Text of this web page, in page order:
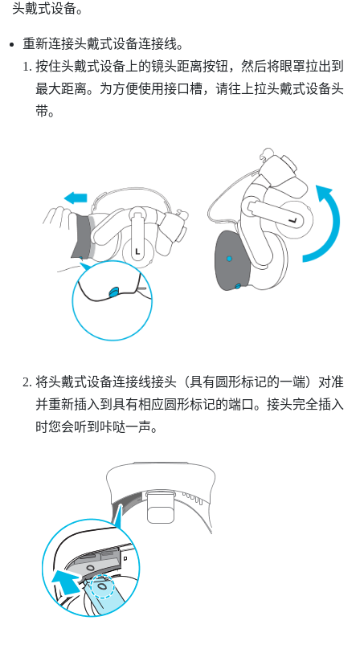
头戴式设备。
重新连接头戴式设备连接线。
按住头戴式设备上的镜头距离按钮，然后将眼罩拉出到
最大距离。为方便使用接口槽，请往上拉头戴式设备头
带。
将头戴式设备连接线接头（具有圆形标记的一端）对准
并重新插入到具有相应圆形标记的端口。接头完全插入
时您会听到咔哒一声。